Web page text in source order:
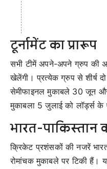
टूर्नामेंट का प्रारूप
सभी टीमें अपने-अपने ग्रुप की
खेलेंगी। प्रत्येक ग्रुप से शीर्ष
सेमीफाइनल मुकाबले 30 जून
मुकाबला 5 जुलाई को लॉर्ड्स के
भारत-पाकिस्तान
क्रिकेट प्रशंसकों की नजरें
रोमांचक मुकाबले पर टिकी हैं।